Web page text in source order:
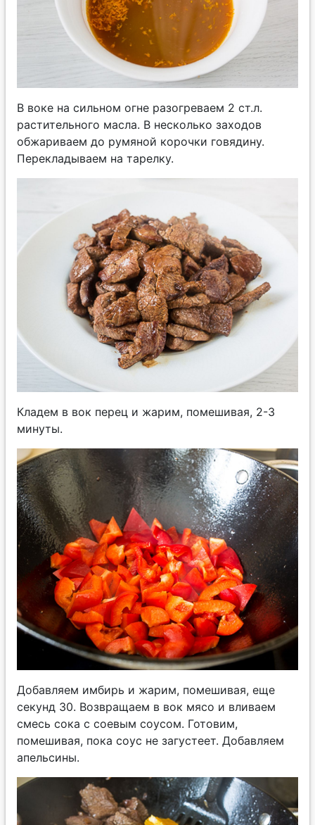
В воке на сильном огне разогреваем 2 ст.л.
растительного масла. В несколько заходов
обжариваем до румяной корочки говядину.
Перекладываем на тарелку.
Кладем в вок перец и жарим, помешивая, 2-3
минуты.
Добавляем имбирь и жарим, помешивая, еще
секунд 30. Возвращаем в вок мясо и вливаем
смесь сока с соевым соусом. Готовим,
помешивая, пока соус не загустеет. Добавляем
апельсины.